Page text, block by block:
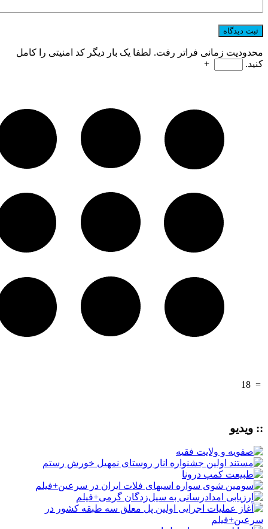
محدودیت زمانی فراتر رفت. لطفا یک بار دیگر کد امنیتی را کامل
کنید.
+
=
18
:: ویدیو